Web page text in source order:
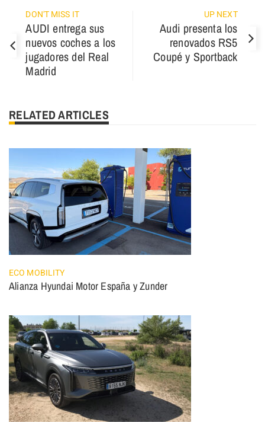
DON'T MISS IT
AUDI entrega sus
nuevos coches a los
jugadores del Real
Madrid
UP NEXT
Audi presenta los
renovados RS5
Coupé y Sportback
RELATED ARTICLES
ECO MOBILITY
Alianza Hyundai Motor España y Zunder